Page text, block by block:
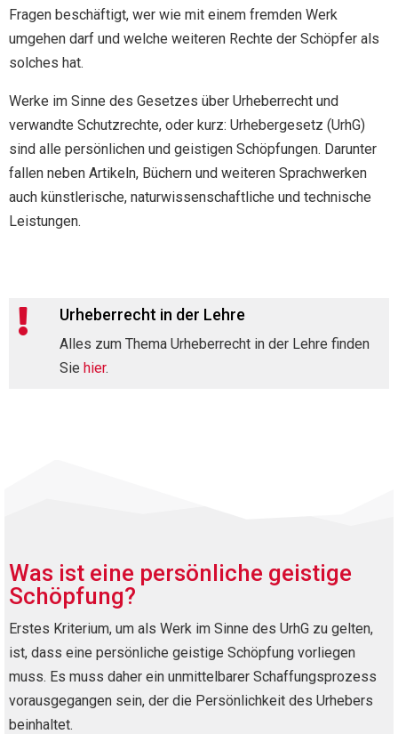
Fragen beschäftigt, wer wie mit einem fremden Werk
umgehen darf und welche weiteren Rechte der Schöpfer als
solches hat.
Werke im Sinne des Gesetzes über Urheberrecht und
verwandte Schutzrechte, oder kurz: Urhebergesetz (UrhG)
sind alle persönlichen und geistigen Schöpfungen. Darunter
fallen neben Artikeln, Büchern und weiteren Sprachwerken
auch künstlerische, naturwissenschaftliche und technische
Leistungen.
 Urheberrecht in der Lehre
Alles zum Thema Urheberrecht in der Lehre finden
Sie hier.
Was ist eine persönliche geistige
Schöpfung?
Erstes Kriterium, um als Werk im Sinne des UrhG zu gelten,
ist, dass eine persönliche geistige Schöpfung vorliegen
muss. Es muss daher ein unmittelbarer Schaffungsprozess
vorausgegangen sein, der die Persönlichkeit des Urhebers
beinhaltet.